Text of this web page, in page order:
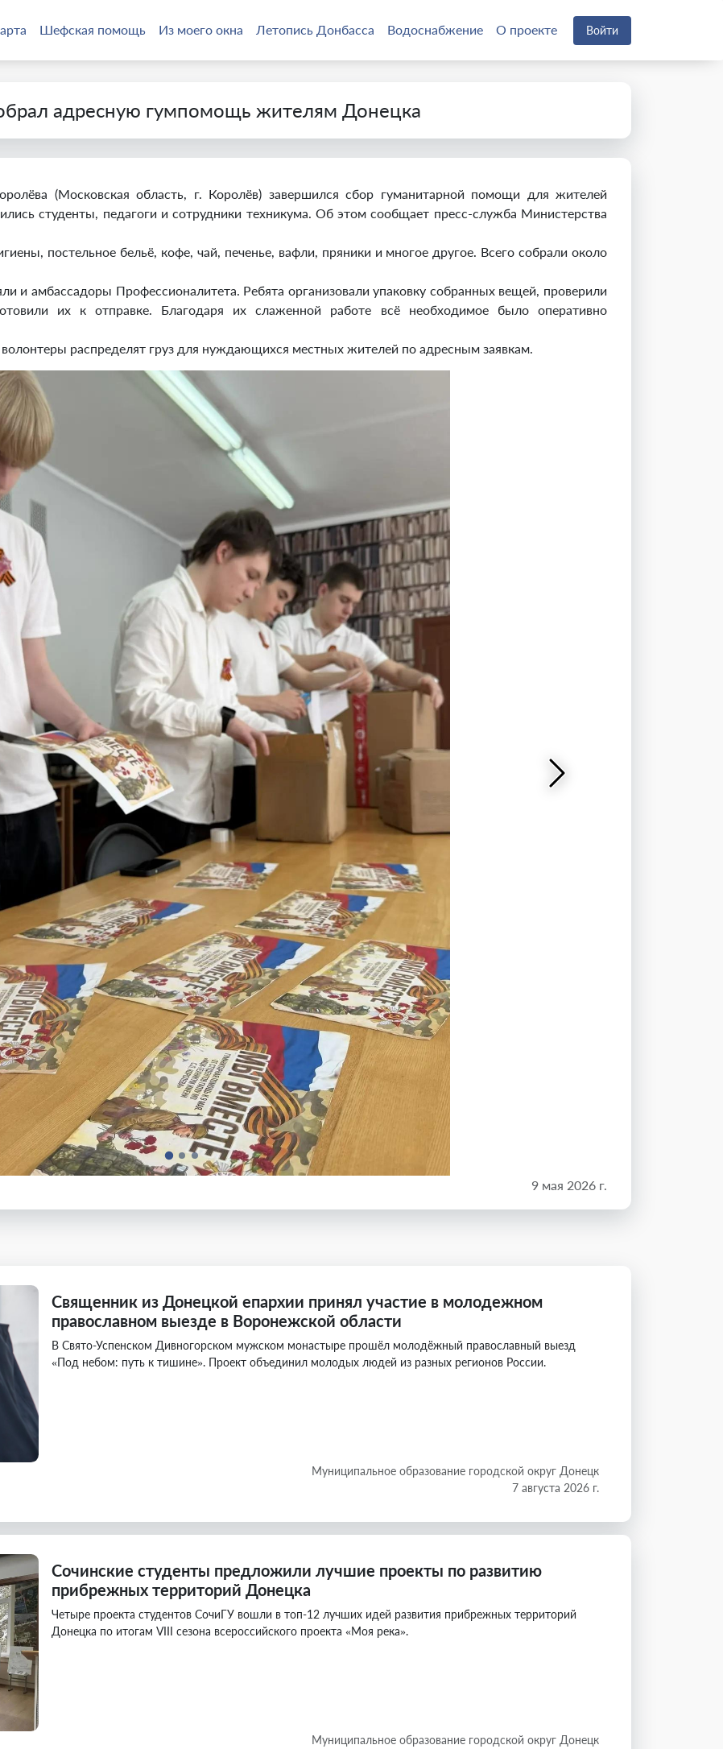
Шефская помощь Из моего окна Летопись Донбасса Водоснабжение О проекте Войти
адресную гумпомощь жителям Донецка
(Московская область, г. Королёв) завершился сбор гуманитарной помощи для жителей
студенты, педагоги и сотрудники техникума. Об этом сообщает пресс-служба Министерства
постельное бельё, кофе, чай, печенье, вафли, пряники и многое другое. Всего собрали около
и амбассадоры Профессионалитета. Ребята организовали упаковку собранных вещей, проверили
их к отправке. Благодаря их слаженной работе всё необходимое было оперативно
распределят груз для нуждающихся местных жителей по адресным заявкам.
9 мая 2026 г.
Священник из Донецкой епархии принял участие в молодежном
православном выезде в Воронежской области
В Свято-Успенском Дивногорском мужском монастыре прошёл молодёжный православный выезд
«Под небом: путь к тишине». Проект объединил молодых людей из разных регионов России.
Муниципальное образование городской округ Донецк
7 августа 2026 г.
Сочинские студенты предложили лучшие проекты по развитию
прибрежных территорий Донецка
Четыре проекта студентов СочиГУ вошли в топ-12 лучших идей развития прибрежных территорий
Донецка по итогам VIII сезона всероссийского проекта «Моя река».
Муниципальное образование городской округ Донецк